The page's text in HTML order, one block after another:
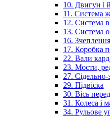
10. Двигун і
11. Система
12. Система
13. Система
16.
17. Коробка
22. Вали
23. Мости,
27. Сідельно-
29. Підвіска
30. Вісь
31. Колеса і
34. Рульове